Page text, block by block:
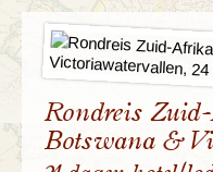
Rondreis
Botswana &